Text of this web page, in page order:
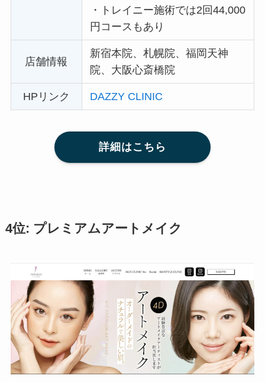
・
トレイニー施術では2回44,000
円コースもあり
店舗情報
新宿本院、札幌院、福岡天神
院、大阪心斎橋院
HPリンク DAZZY CLINIC
詳細はこちら
4位: プレミアムアートメイク